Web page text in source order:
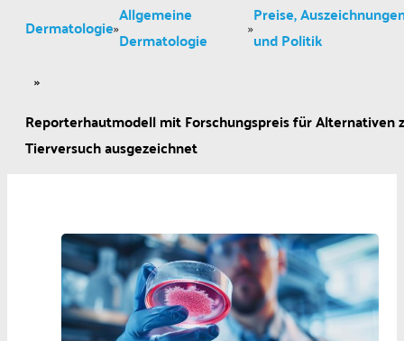
Dermatologie»Allgemeine
Dermatologie
»Preise,
und Politik
»
Reporterhautmodell mit Forschungspreis für Alternativen
Tierversuch ausgezeichnet